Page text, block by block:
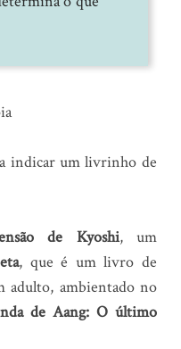
indicar um livrinho de
de Kyoshi, um
, que é um livro de
adulto, ambientado no
de Aang: O último